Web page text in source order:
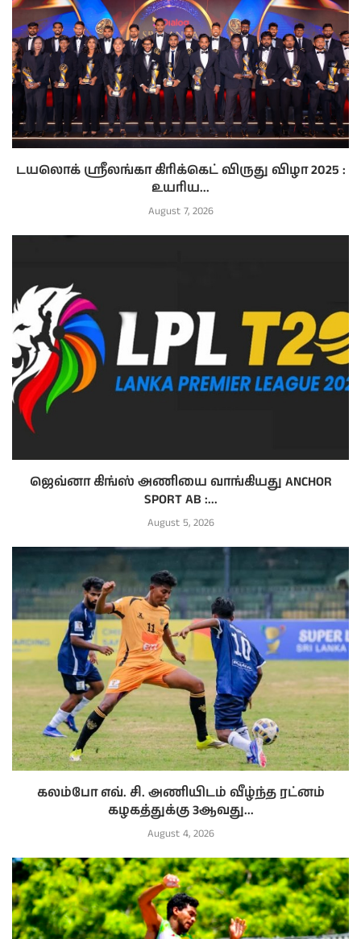
டயலொக் ஸ்ரீலங்கா கிரிக்கெட் விருது விழா 2025 :
உயரிய...
August 7, 2026
ஜெவ்னா கிங்ஸ் அணியை வாங்கியது ANCHOR
SPORT AB :...
August 5, 2026
கலம்போ எவ். சி. அணியிடம் வீழ்ந்த ரட்னம்
கழகத்துக்கு 3ஆவது...
August 4, 2026